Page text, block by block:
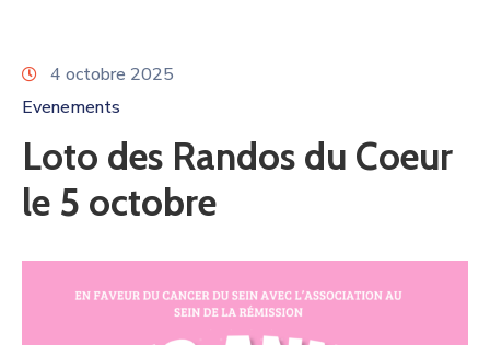
4 octobre 2025
Evenements
Loto des Randos du Coeur
le 5 octobre